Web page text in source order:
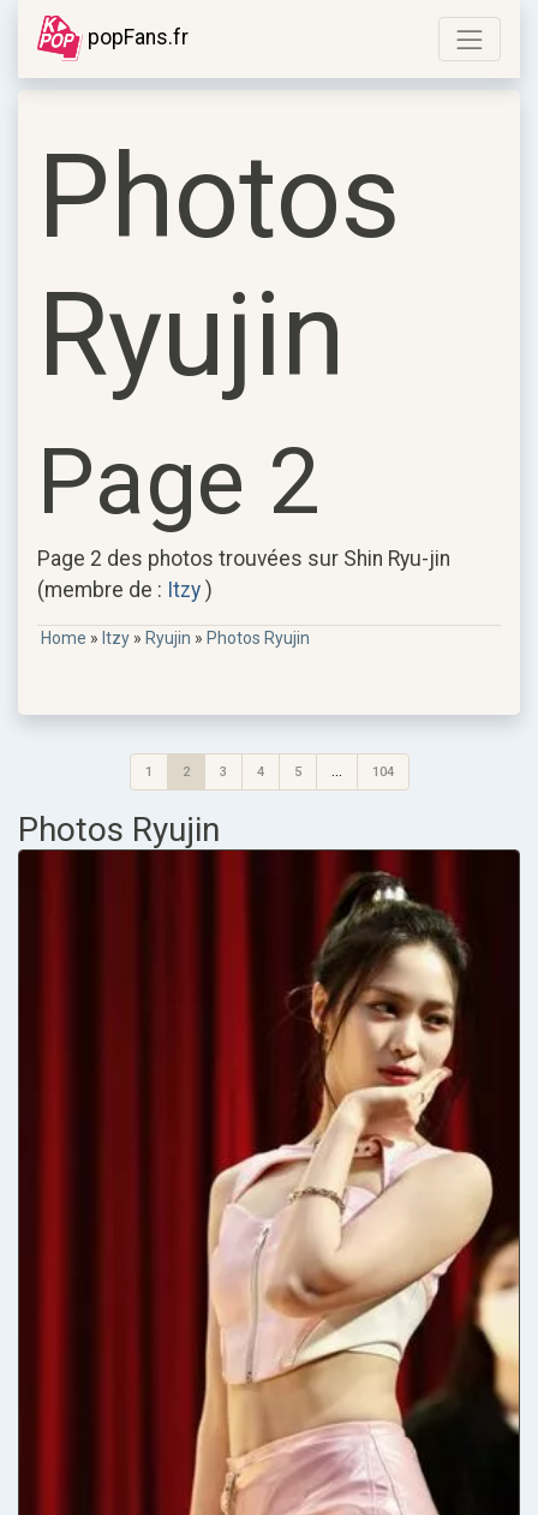
popFans.fr
Photos
Ryujin
Page 2
Page 2 des photos trouvées sur Shin Ryu-jin
(membre de : Itzy )
Home » Itzy » Ryujin » Photos Ryujin
1 2 3 4 5 ... 104
Photos Ryujin